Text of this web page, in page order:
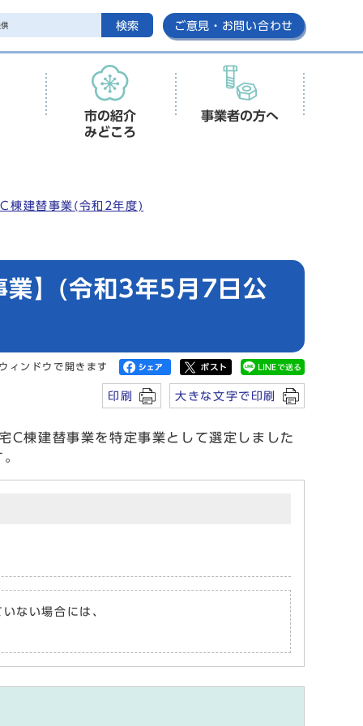
検索 ご意見・お問い合わせ
市の紹介
みどころ
事業者の方へ
棟建替事業(令和2年度)
業】(令和3年5月7日公
ィンドウで開きます
印刷 大きな文字で印刷
C棟建替事業を特定事業として選定しました
ない場合には、